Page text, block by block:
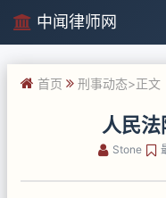
中闻律师网
首页 刑事动态>正文
人民法
Stone